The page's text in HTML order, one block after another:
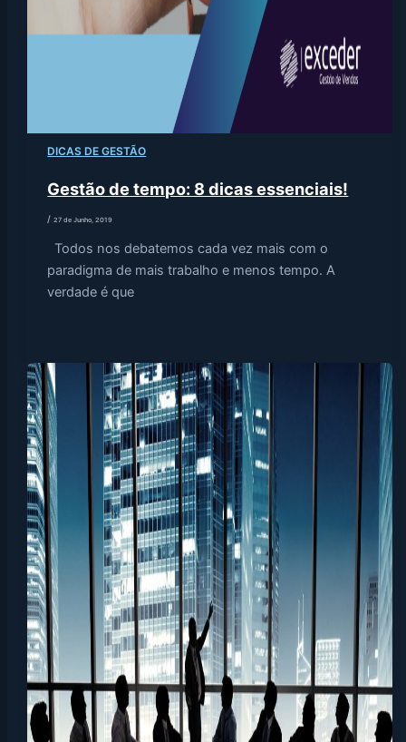
DICAS DE GESTÃO
Gestão de tempo: 8 dicas essenciais!
/27 de Junho, 2019
Todos nos debatemos cada vez mais com o
paradigma de mais trabalho e menos tempo. A
verdade é que